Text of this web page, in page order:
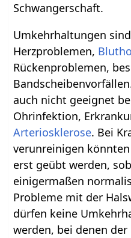
Schwangerschaft.
Umkehrhaltungen
Herzproblemen,
Rückenproblemen,
auch nicht geeignet
Ohrinfektion,
Arteriosklerose. Bei
verunreinigen
erst geübt werden,
einigermaßen
Probleme mit der
dürfen keine
werden, bei denen der